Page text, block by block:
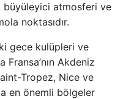
büyüleyici atmosferi ve
noktasıdır.
gece kulüpleri ve
Akdeniz
Tropez, Nice ve
en önemli bölgeler